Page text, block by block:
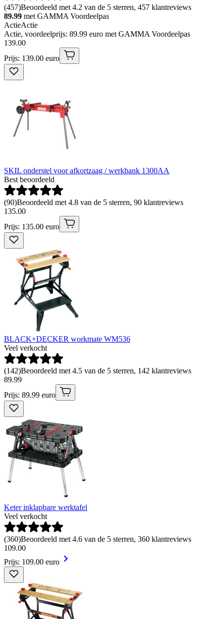
(457)Beoordeeld met 4.2 van de 5 sterren, 457 klantreviews
89.99 met GAMMA Voordeelpas
ActieActie
Actie, voordeelprijs: 89.99 euro met GAMMA Voordeelpas
139.00
Prijs: 139.00 euro
SKIL onderstel voor afkortzaag / werkbank 1300AA
Best beoordeeld
(90)Beoordeeld met 4.8 van de 5 sterren, 90 klantreviews
135.00
Prijs: 135.00 euro
BLACK+DECKER workmate WM536
Veel verkocht
(142)Beoordeeld met 4.5 van de 5 sterren, 142 klantreviews
89.99
Prijs: 89.99 euro
Keter inklapbare werktafel
Veel verkocht
(360)Beoordeeld met 4.6 van de 5 sterren, 360 klantreviews
109.00
Prijs: 109.00 euro